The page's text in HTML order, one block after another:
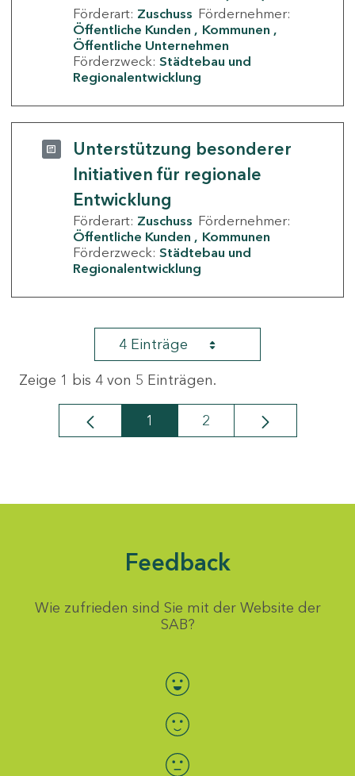
Förderart: Zuschuss Fördernehmer:
Öffentliche Kunden
Kommunen
Öffentliche Unternehmen
Förderzweck: Städtebau und
Regionalentwicklung
Unterstützung besonderer
Initiativen für regionale
Entwicklung
Förderart: Zuschuss Fördernehmer:
Öffentliche Kunden
Kommunen
Förderzweck: Städtebau und
Regionalentwicklung
4 Einträge
Zeige 1 bis 4 von 5 Einträgen.
Seite
1 Seite
2
Feedback
Wie zufrieden sind Sie mit der Website der
SAB?
Bewertung auswählen